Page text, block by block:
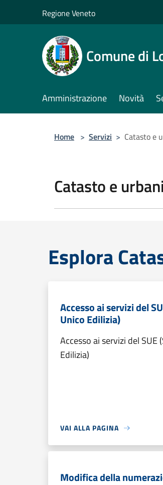
Regione Veneto
Comune di
Amministrazione Novità
Home > Servizi > Catasto e
Catasto e
Esplora
Accesso ai servizi del
Unico Edilizia)
Accesso ai servizi del SUE
Edilizia)
VAI ALLA PAGINA
Modifica della